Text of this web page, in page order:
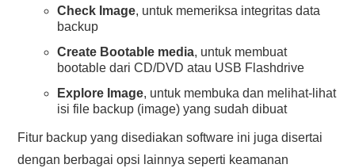
Check Image, untuk memeriksa integritas data
backup
Create Bootable media, untuk membuat
bootable dari CD/DVD atau USB Flashdrive
Explore Image, untuk membuka dan melihat-lihat
isi file backup (image) yang sudah dibuat
Fitur backup yang disediakan software ini juga disertai
dengan berbagai opsi lainnya seperti keamanan